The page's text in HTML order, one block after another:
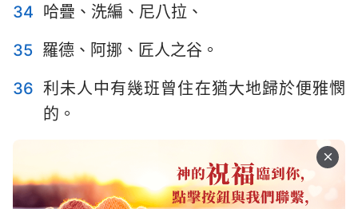
34 哈疊、洗編、尼八拉、
35 羅德、阿挪、匠人之谷。
36 利未人中有幾班曾住在猶大地歸於便雅憫
的。